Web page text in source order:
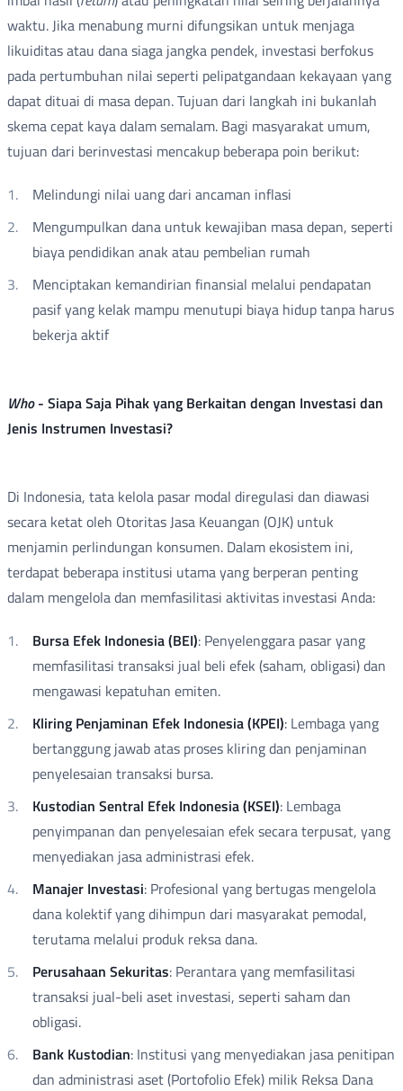
waktu. Jika menabung murni difungsikan untuk menjaga
likuiditas atau dana siaga jangka pendek, investasi berfokus
pada pertumbuhan nilai seperti pelipatgandaan kekayaan yang
dapat dituai di masa depan. Tujuan dari langkah ini bukanlah
skema cepat kaya dalam semalam. Bagi masyarakat umum,
tujuan dari berinvestasi mencakup beberapa poin berikut:
Melindungi nilai uang dari ancaman inflasi
Mengumpulkan dana untuk kewajiban masa depan, seperti
biaya pendidikan anak atau pembelian rumah
Menciptakan kemandirian finansial melalui pendapatan
pasif yang kelak mampu menutupi biaya hidup tanpa harus
bekerja aktif
Who- Siapa Saja Pihak yang Berkaitan dengan Investasi dan
Jenis Instrumen Investasi?
Di Indonesia, tata kelola pasar modal diregulasi dan diawasi
secara ketat oleh Otoritas Jasa Keuangan (OJK) untuk
menjamin perlindungan konsumen. Dalam ekosistem ini,
terdapat beberapa institusi utama yang berperan penting
dalam mengelola dan memfasilitasi aktivitas investasi Anda:
Bursa Efek Indonesia (BEI): Penyelenggara pasar yang
memfasilitasi transaksi jual beli efek (saham, obligasi) dan
mengawasi kepatuhan emiten.
Kliring Penjaminan Efek Indonesia (KPEI): Lembaga yang
bertanggung jawab atas proses kliring dan penjaminan
penyelesaian transaksi bursa.
Kustodian Sentral Efek Indonesia (KSEI): Lembaga
penyimpanan dan penyelesaian efek secara terpusat, yang
menyediakan jasa administrasi efek.
Manajer Investasi: Profesional yang bertugas mengelola
dana kolektif yang dihimpun dari masyarakat pemodal,
terutama melalui produk reksa dana.
Perusahaan Sekuritas: Perantara yang memfasilitasi
transaksi jual-beli aset investasi, seperti saham dan
obligasi.
Bank Kustodian: Institusi yang menyediakan jasa penitipan
dan administrasi aset (Portofolio Efek) milik Reksa Dana